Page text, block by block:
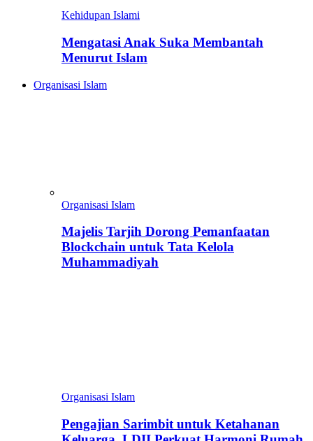
Kehidupan Islami
Mengatasi Anak Suka Membantah
Menurut Islam
Organisasi Islam
Organisasi Islam
Majelis Tarjih Dorong Pemanfaatan
Blockchain untuk Tata Kelola
Muhammadiyah
Organisasi Islam
Pengajian Sarimbit untuk Ketahanan